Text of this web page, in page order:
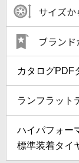
サイズか
ブラン
カタログPDF
ランフラット
ハイパフォー
標準装着タイ